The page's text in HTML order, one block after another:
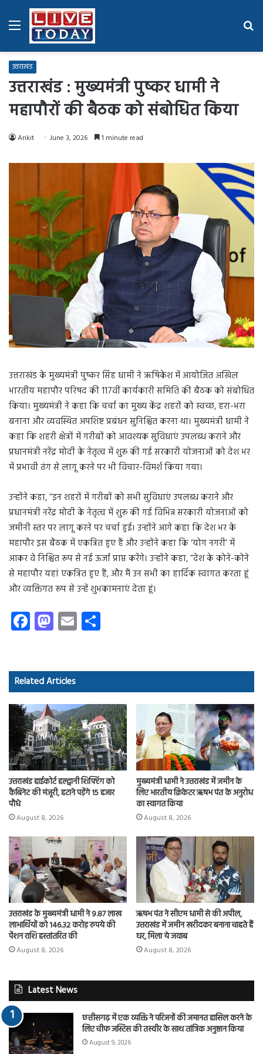
Menu
उत्तराखंड
उत्तराखंड : मुख्यमंत्री पुष्कर धामी ने
महापौरों की बैठक को संबोधित किया
Ankit June 3, 2026 1 minute read
उत्तराखंड के मुख्यमंत्री पुष्कर सिंह धामी ने ऋषिकेश में आयोजित अखिल
भारतीय महापौर परिषद की 117वीं कार्यकारी समिति की बैठक को संबोधित
किया। मुख्यमंत्री ने कहा कि चर्चा का मुख्य केंद्र शहरों को स्वच्छ, हरा-भरा
बनाना और व्यवस्थित अपशिष्ट प्रबंधन सुनिश्चित करना था। मुख्यमंत्री धामी ने
कहा कि शहरी क्षेत्रों में गरीबों को आवश्यक सुविधाएं उपलब्ध कराने और
प्रधानमंत्री नरेंद्र मोदी के नेतृत्व में शुरू की गई सरकारी योजनाओं को देश भर
में प्रभावी ढंग से लागू करने पर भी विचार-विमर्श किया गया।
उन्होंने कहा, “इन शहरों में गरीबों को सभी सुविधाएं उपलब्ध कराने और
प्रधानमंत्री नरेंद्र मोदी के नेतृत्व में शुरू की गई विभिन्न सरकारी योजनाओं को
जमीनी स्तर पर लागू करने पर चर्चा हुई। उन्होंने आगे कहा कि देश भर के
महापौर इस बैठक में एकत्रित हुए हैं और उन्होंने कहा कि ‘योग नगरी’ में
आकर वे निश्चित रूप से नई ऊर्जा प्राप्त करेंगे। उन्होंने कहा, “देश के कोने-कोने
से महापौर यहां एकत्रित हुए हैं, और मैं उन सभी का हार्दिक स्वागत करता हूं
और व्यक्तिगत रूप से उन्हें शुभकामनाएं देता हूं।
Fa
ce
o
ok
M
as
d
o
n
E
m
Related Articles
उत्तराखंड हाईकोर्ट हल्द्वानी शिफ्टिंग को
कैबिनेट की मंजूरी, हटाने पड़ेंगे 15 हजार
पौधे
August 8, 2026
मुख्यमंत्री धामी ने उत्तराखंड में जमीन के
लिए भारतीय क्रिकेटर ऋषभ पंत के अनुरोध
का स्वागत किया
August 8, 2026
उत्तराखंड के मुख्यमंत्री धामी ने 9.87 लाख
लाभार्थियों को 146.32 करोड़ रुपये की
पेंशन राशि हस्तांतरित की
August 8, 2026
ऋषभ पंत ने सीएम धामी से की अपील,
उत्तराखंड में जमीन खरीदकर बनाना चाहते हैं
घर, मिला ये जवाब
August 8, 2026
Latest News
छत्तीसगढ़ में एक व्यक्ति ने परिजनों की जमानत हासिल करने के
लिए चीफ जस्टिस की तस्वीर के साथ तांत्रिक अनुष्ठान किया
August 9, 2026